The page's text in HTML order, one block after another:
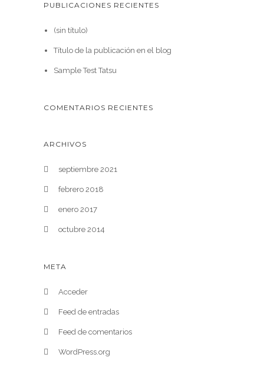
PUBLICACIONES RECIENTES
(sin título)
Título de la publicación en el blog
Sample Test Tatsu
COMENTARIOS RECIENTES
ARCHIVOS
septiembre 2021
febrero 2018
enero 2017
octubre 2014
META
Acceder
Feed de entradas
Feed de comentarios
WordPress.org